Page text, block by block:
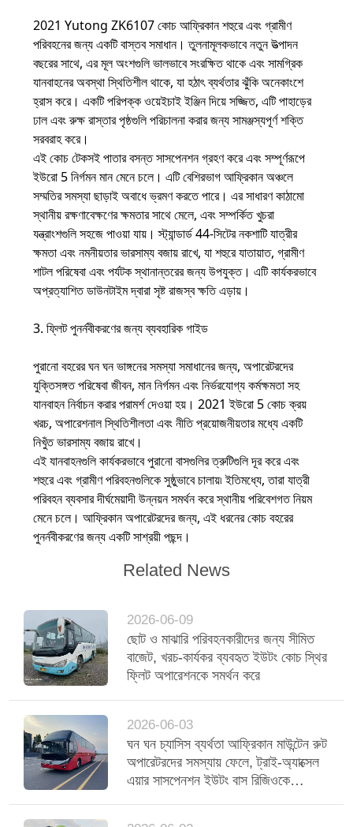
2021 Yutong ZK6107 কোচ আফ্রিকান শহুরে এবং গ্রামীণ
পরিবহনের জন্য একটি বাস্তব সমাধান। তুলনামূলকভাবে নতুন উত্পাদন
বছরের সাথে, এর মূল অংশগুলি ভালভাবে সংরক্ষিত থাকে এবং সামগ্রিক
যানবাহনের অবস্থা স্থিতিশীল থাকে, যা হঠাৎ ব্যর্থতার ঝুঁকি অনেকাংশে
হ্রাস করে। একটি পরিপক্ক ওয়েইচাই ইঞ্জিন দিয়ে সজ্জিত, এটি পাহাড়ের
ঢাল এবং রুক্ষ রাস্তার পৃষ্ঠগুলি পরিচালনা করার জন্য সামঞ্জস্যপূর্ণ শক্তি
সরবরাহ করে।
এই কোচ টেকসই পাতার বসন্ত সাসপেনশন গ্রহণ করে এবং সম্পূর্ণরূপে
ইউরো 5 নির্গমন মান মেনে চলে। এটি বেশিরভাগ আফ্রিকান অঞ্চলে
সম্মতির সমস্যা ছাড়াই অবাধে ভ্রমণ করতে পারে। এর সাধারণ কাঠামো
স্থানীয় রক্ষণাবেক্ষণের ক্ষমতার সাথে মেলে, এবং সম্পর্কিত খুচরা
যন্ত্রাংশগুলি সহজে পাওয়া যায়। স্ট্যান্ডার্ড 44-সিটের নকশাটি যাত্রীর
ক্ষমতা এবং নমনীয়তার ভারসাম্য বজায় রাখে, যা শহুরে যাতায়াত, গ্রামীণ
শাটল পরিষেবা এবং পর্যটক স্থানান্তরের জন্য উপযুক্ত। এটি কার্যকরভাবে
অপ্রত্যাশিত ডাউনটাইম দ্বারা সৃষ্ট রাজস্ব ক্ষতি এড়ায়।
3. ফ্লিট পুনর্নবীকরণের জন্য ব্যবহারিক গাইড
পুরানো বহরের ঘন ঘন ভাঙ্গনের সমস্যা সমাধানের জন্য, অপারেটরদের
যুক্তিসঙ্গত পরিষেবা জীবন, মান নির্গমন এবং নির্ভরযোগ্য কর্মক্ষমতা সহ
যানবাহন নির্বাচন করার পরামর্শ দেওয়া হয়। 2021 ইউরো 5 কোচ ক্রয়
খরচ, অপারেশনাল স্থিতিশীলতা এবং নীতি প্রয়োজনীয়তার মধ্যে একটি
নিখুঁত ভারসাম্য বজায় রাখে।
এই যানবাহনগুলি কার্যকরভাবে পুরানো বাসগুলির ত্রুটিগুলি দূর করে এবং
শহুরে এবং গ্রামীণ পরিবহনগুলিকে সুষ্ঠুভাবে চালায়৷ ইতিমধ্যে, তারা যাত্রী
পরিবহন ব্যবসার দীর্ঘমেয়াদী উন্নয়ন সমর্থন করে স্থানীয় পরিবেশগত নিয়ম
মেনে চলে। আফ্রিকান অপারেটরদের জন্য, এই ধরনের কোচ বহরের
পুনর্নবীকরণের জন্য একটি সাশ্রয়ী পছন্দ।
Related News
2026-06-09
ছোট ও মাঝারি পরিবহনকারীদের জন্য সীমিত
বাজেট, খরচ-কার্যকর ব্যবহৃত ইউটং কোচ স্থির
ফ্লিট অপারেশনকে সমর্থন করে
2026-06-03
ঘন ঘন চ্যাসিস ব্যর্থতা আফ্রিকান মাউন্টেন রুট
অপারেটরদের সমস্যায় ফেলে, ট্রাই-অ্যাক্সেল
এয়ার সাসপেনশন ইউটং বাস রিজিওকে